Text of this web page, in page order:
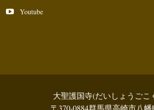
Youtube
大聖護国寺(だいしょうごこ
〒370-0884群馬県高崎市八幡